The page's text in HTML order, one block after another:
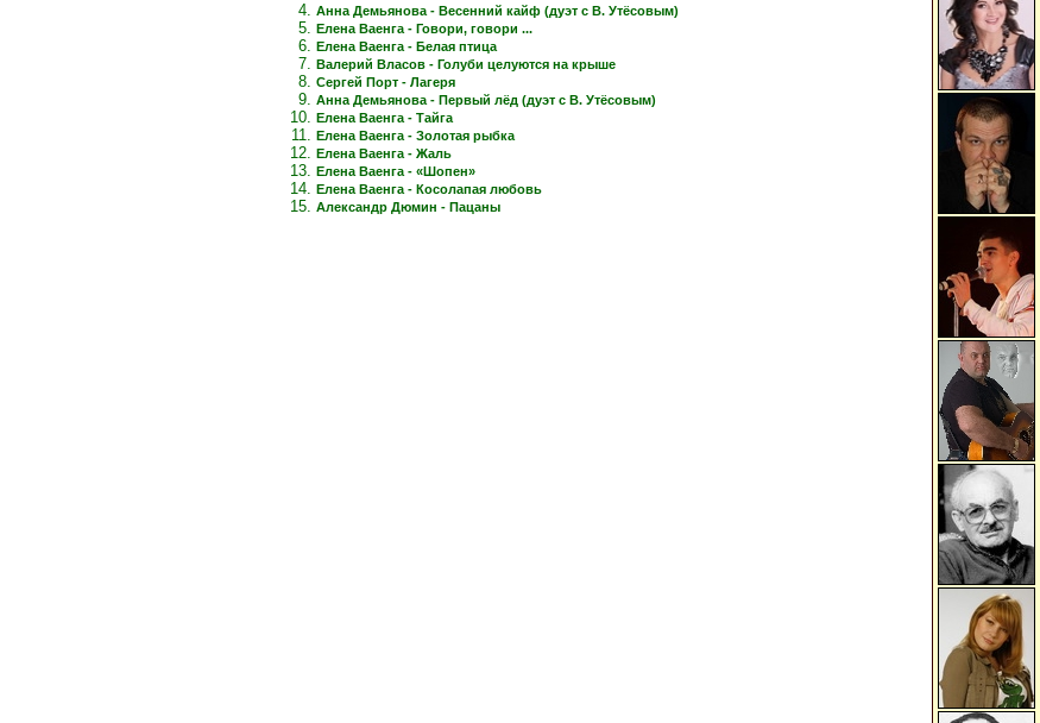
Анна Демьянова - Весенний кайф (дуэт с В. Утёсовым)
Елена Ваенга - Говори, говори ...
Елена Ваенга - Белая птица
Валерий Власов - Голуби целуются на крыше
Сергей Порт - Лагеря
Анна Демьянова - Первый лёд (дуэт с В. Утёсовым)
Елена Ваенга - Тайга
Елена Ваенга - Золотая рыбка
Елена Ваенга - Жаль
Елена Ваенга - «Шопен»
Елена Ваенга - Косолапая любовь
Александр Дюмин - Пацаны